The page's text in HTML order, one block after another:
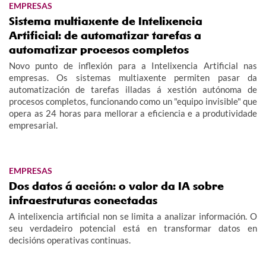
EMPRESAS
Sistema multiaxente de Intelixencia
Artificial: de automatizar tarefas a
automatizar procesos completos
Novo punto de inflexión para a Intelixencia Artificial nas
empresas. Os sistemas multiaxente permiten pasar da
automatización de tarefas illadas á xestión autónoma de
procesos completos, funcionando como un "equipo invisible" que
opera as 24 horas para mellorar a eficiencia e a produtividade
empresarial.
EMPRESAS
Dos datos á acción: o valor da IA sobre
infraestruturas conectadas
A intelixencia artificial non se limita a analizar información. O
seu verdadeiro potencial está en transformar datos en
decisións operativas continuas.